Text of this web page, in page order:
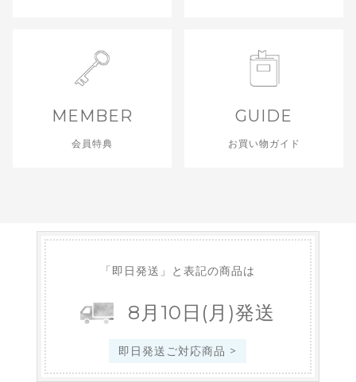
MEMBER
会員特典
GUIDE
お買い物ガイド
「即日発送」と表記の商品は
8 月 10日 (月)発送
即日発送ご対応商品 >